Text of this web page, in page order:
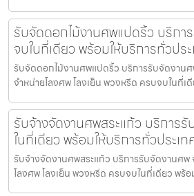
รับจัดดอกไม้งานศพแปดริ้ว บริกา
จบในที่เดียว พร้อมให้บริการทั่วปร
รับจัดดอกไม้งานศพแปดริ้ว บริการรับจัดงาน
จำหน่ายโลงศพ โลงเย็น พวงหรีด ครบจบในที่เ
รับจ้างจัดงานศพสระแก้ว บริการ
ในที่เดียว พร้อมให้บริการทั่วประเท
รับจ้างจัดงานศพสระแก้ว บริการรับจัดงานศ
โลงศพ โลงเย็น พวงหรีด ครบจบในที่เดียว พร้